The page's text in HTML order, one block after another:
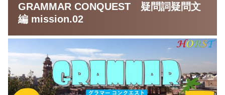
GRAMMAR CONQUEST 疑問詞疑問文
編 mission.02